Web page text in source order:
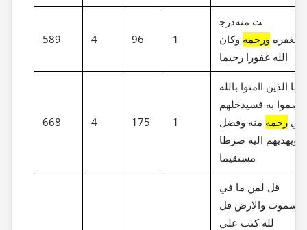
589 4 96 1
درج‎ت منه
ومغفره ورحمه وكان
الله غفورا رحيما
668 4 175 1
فاما الذين اامنوا بالله
به فسيدخلهم
في رحمه منه وفضل
ويهديهم اليه صرطا
مستقيما
قل لمن ما في
السموت والارض قل
لله كتب علي